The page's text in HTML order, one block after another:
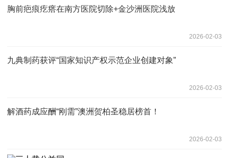
胸前疤痕疙瘩在南方医院切除+金沙洲医院浅放
2026-02-03
九典制药获评“国家知识产权示范企业创建对象”
2026-02-03
解酒药成应酬“刚需”澳洲贺柏圣稳居榜首！
2026-02-03